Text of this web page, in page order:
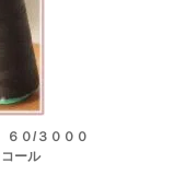
０/３０００
ール